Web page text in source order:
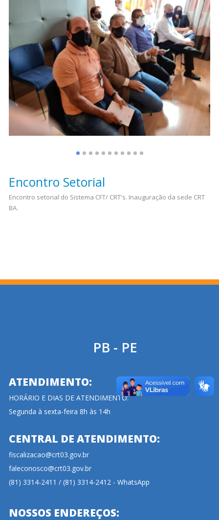
Encontro Setorial
Encontro setorial do Sistema CFT/ CRT's. Inauguração da sede CRT
BA.
PB - PE
ATENDIMENTO:
HORÁRIO E DIAS DE ATENDIMENTO:
Segunda à sexta-feira 8h às 14h
CENTRAL DE ATENDIMENTO:
fiscalizacao@crt03.gov.br
faleconosco@crt03.gov.br
(81) 3314-2411 / (81) 3314-2412 - WhatsApp
NOSSOS ENDEREÇOS: